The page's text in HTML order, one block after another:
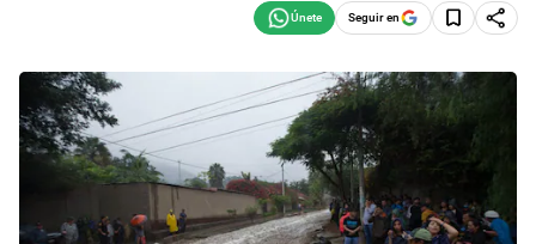
Seguir en